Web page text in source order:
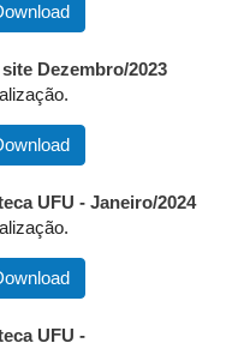
Dezembro/2023
UFU - Janeiro/2024
UFU -